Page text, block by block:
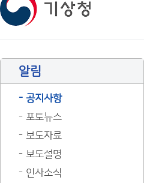
알림
공지사항
포토뉴스
보도자료
보도설명
인사소식